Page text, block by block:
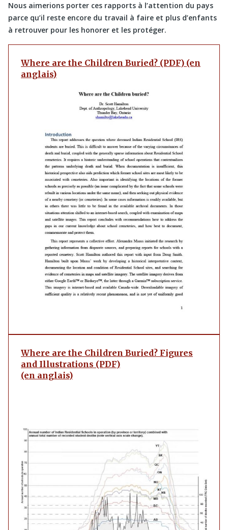
Nous aimerions porter ces rapports à l’attention du pays
parce qu’il reste encore du travail à faire et plus d’enfants
à retrouver pour les honorer et les protéger.
Where are the Children Buried? (PDF) (en
anglais)
Where are the Children Buried? Figures
and Illustrations (PDF)
(en anglais)